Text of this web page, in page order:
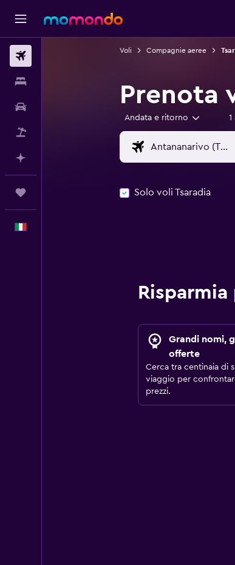
Voli Compagnie aeree
Prenota
Andata e ritorno 1
Solo voli Tsaradia
Grandi nomi,
offerte
Cerca tra centinaia di
viaggio per
prezzi.